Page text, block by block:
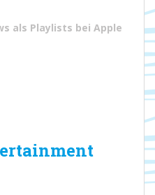
als Playlists bei Apple